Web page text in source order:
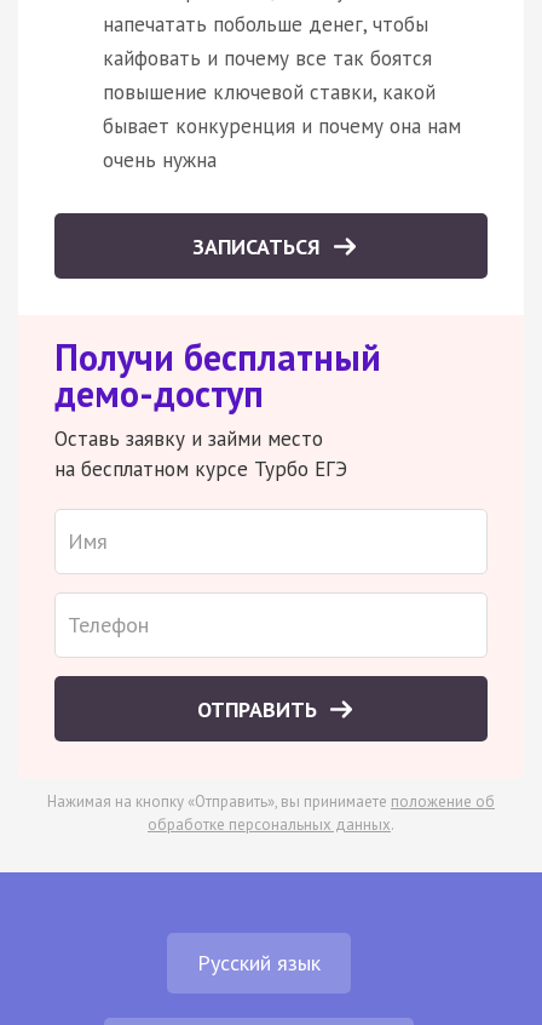
напечатать побольше денег, чтобы
кайфовать и почему все так боятся
повышение ключевой ставки, какой
бывает конкуренция и почему она нам
очень нужна
ЗАПИСАТЬСЯ
Получи бесплатный
демо-доступ
Оставь заявку и займи место
на бесплатном курсе Турбо ЕГЭ
ОТПРАВИТЬ
Нажимая на кнопку «Отправить», вы принимаете положение об
обработке персональных данных.
Русский язык